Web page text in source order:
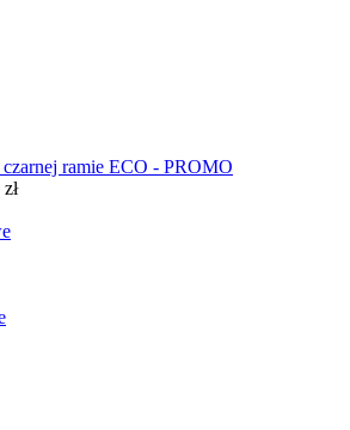
czarnej ramie ECO - PROMO